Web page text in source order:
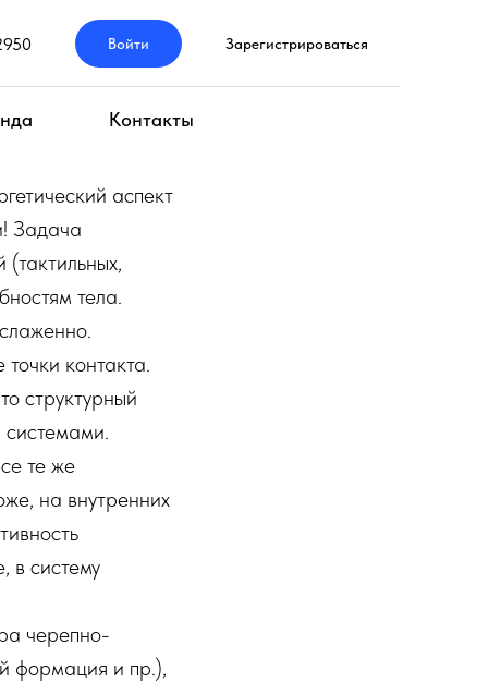
Войти Зарегистрироваться
Контакты
аспект
Задача
тела.
контакта.
структурный
системами.
те же
на внутренних
в систему
черепно-
формация и пр.),